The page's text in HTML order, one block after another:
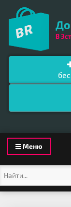
В
Toggle
navigation
Меню